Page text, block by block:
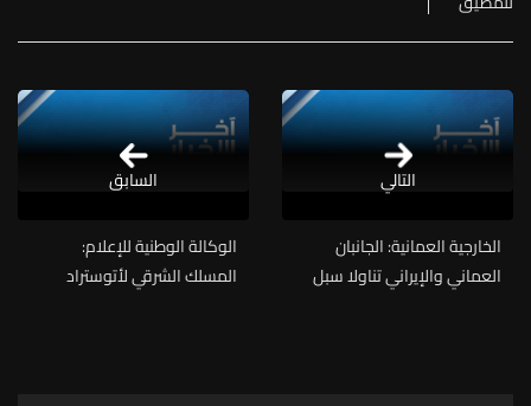
التالي
الخارجية العمانية: الجانبان
العماني والإيراني تناولا سبل
الوكالة الوطنية للإعلام:
المسلك الشرقي لأتوستراد
السابق